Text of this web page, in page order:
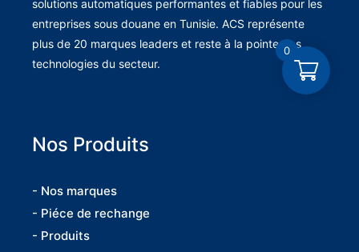
solutions automatiques performantes et fiables pour les
entreprises sous douane en Tunisie. ACS représente
plus de 20 marques leaders et reste à la pointe des
technologies du secteur.
Nos Produits
- Nos marques
- Piéce de rechange
- Produits
0